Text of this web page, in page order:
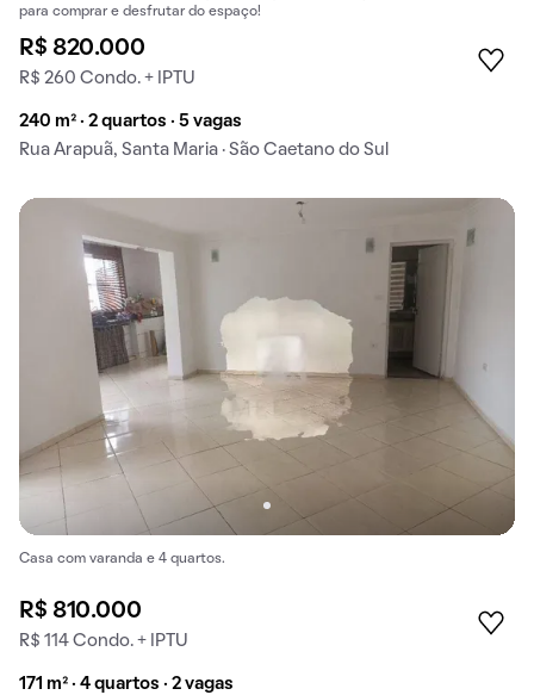
para comprar e desfrutar do espaço!
R$ 820.000
R$ 260 Condo. + IPTU
240 m² · 2 quartos · 5 vagas
Rua Arapuã, Santa Maria · São Caetano do Sul
Casa com varanda e 4 quartos.
R$ 810.000
R$ 114 Condo. + IPTU
171 m² · 4 quartos · 2 vagas